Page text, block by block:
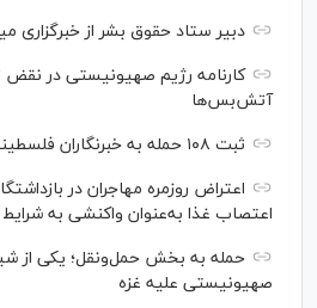
دبیر ستاد حقوق بشر از خبرگزاری
کارنامه رژیم صهیونیستی در نقض
آتش‌بس‌ها
ثبت ۱۰۸ حمله به خبرنگاران فلسطینی در کرانه باختری
اعتراض‌ روزمره مهاجران در
اعتصاب غذا به‌عنوان واکنشی به شرایط
حمله به بخش حمل‌ونقل؛ یکی از
صهیونیستی علیه غزه